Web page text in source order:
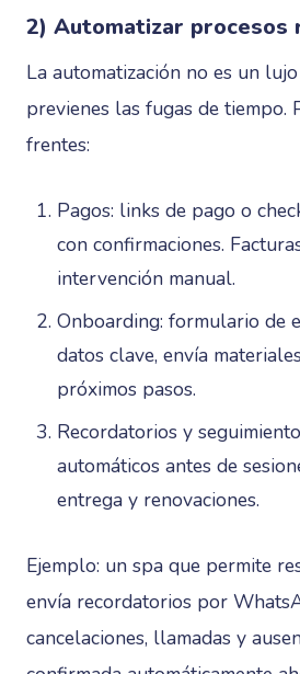
2) Automatizar procesos
La automatización no es un
previenes las fugas de tiempo.
frentes:
Pagos: links de pago o
con confirmaciones.
intervención manual.
Onboarding: formulario de
datos clave, envía
próximos pasos.
Recordatorios y
automáticos antes de
entrega y renovaciones.
Ejemplo: un spa que permite
envía recordatorios por
cancelaciones, llamadas y